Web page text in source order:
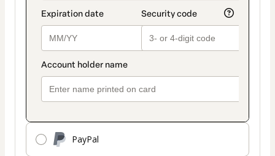
PayPal